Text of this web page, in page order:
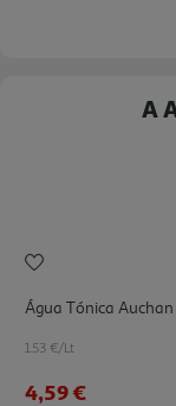
A
Água Tónica
1.53 €/Lt
4,59 €